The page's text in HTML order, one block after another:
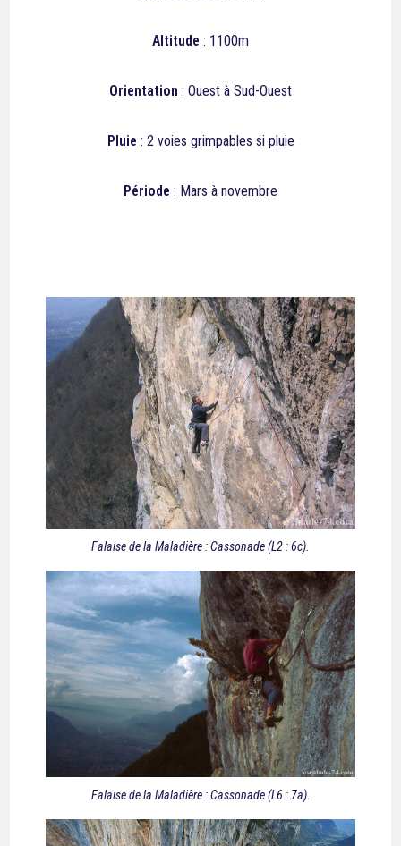
Altitude : 1100m
Orientation : Ouest à Sud-Ouest
Pluie : 2 voies grimpables si pluie
Période : Mars à novembre
Falaise de la Maladière : Cassonade (L2 : 6c).
Falaise de la Maladière : Cassonade (L6 : 7a).